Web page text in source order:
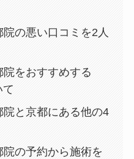
の悪い口コミを2人
をおすすめする
て
と京都にある他の4
の予約から施術を